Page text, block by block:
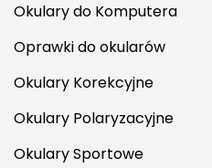
Okulary do Komputera
Oprawki do okularów
Okulary Korekcyjne
Okulary Polaryzacyjne
Okulary Sportowe